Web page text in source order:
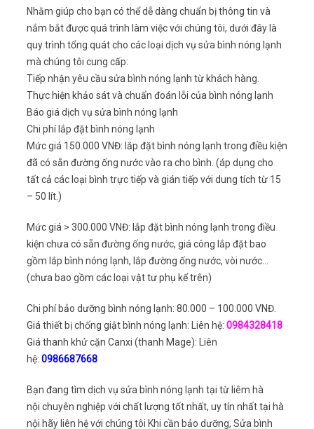
Nhằm giúp cho bạn có thể dễ dàng chuẩn bị thông tin và
nắm bắt được quá trình làm việc với chúng tôi, dưới đây là
quy trình tổng quát cho các loại dịch vụ sửa bình nóng lạnh
mà chúng tôi cung cấp:
Tiếp nhận yêu cầu sửa bình nóng lạnh từ khách hàng.
Thực hiện khảo sát và chuẩn đoán lỗi của bình nóng lạnh
Báo giá dịch vụ sửa bình nóng lạnh
Chi phí lắp đặt bình nóng lạnh
Mức giá 150.000 VNĐ: lắp đặt bình nóng lạnh trong điều kiện
đã có sẵn đường ống nước vào ra cho bình. (áp dụng cho
tất cả các loại bình trực tiếp và gián tiếp với dung tích từ 15
– 50 lít.)
Mức giá > 300.000 VNĐ: lắp đặt bình nóng lạnh trong điều
kiện chưa có sẵn đường ống nước, giá công lắp đặt bao
gồm lắp bình nóng lạnh, lắp đường ống nước, vòi nước…
(chưa bao gồm các loại vật tư phụ kể trên)
Chi phí bảo dưỡng bình nóng lạnh: 80.000 – 100.000 VNĐ.
Giá thiết bị chống giật bình nóng lạnh: Liên hệ: 0984328418
Giá thanh khử cặn Canxi (thanh Mage): Liên
hệ: 0986687668
Bạn đang tìm dịch vụ sửa bình nóng lạnh tại từ liêm hà
nội chuyên nghiệp với chất lượng tốt nhất, uy tín nhất tại hà
nội hãy liên hệ với chúng tôi Khi cần bảo dưỡng, Sửa bình